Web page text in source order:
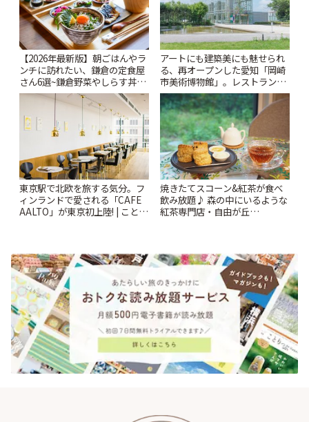
【2026年最新版】朝ごはんやラ
ンチに訪れたい、鎌倉の定食屋
さん6選~鎌倉野菜やしらす丼な
どここならではの味も~ | ことり
アートにも建築美にも魅せられ
る、再オープンした愛知「岡崎
市美術博物館」。レストランや
ショップも充実 | ことりっぷ
東京駅で北欧を旅する気分。フ
ィンランドで愛される「CAFE
AALTO」が東京初上陸! | ことり
焼きたてスコーン&紅茶が食べ
飲み放題♪ 森の中にいるような
紅茶専門店・自由が丘